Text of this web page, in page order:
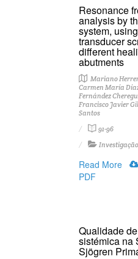
Resonance
analysis by
system,
transducer
different
abutments
Mariano
Carmen María
Fernández
Francisco Javier
Santos
91-96
Read More
PDF
Qualidade
sistémica na
Sjögren